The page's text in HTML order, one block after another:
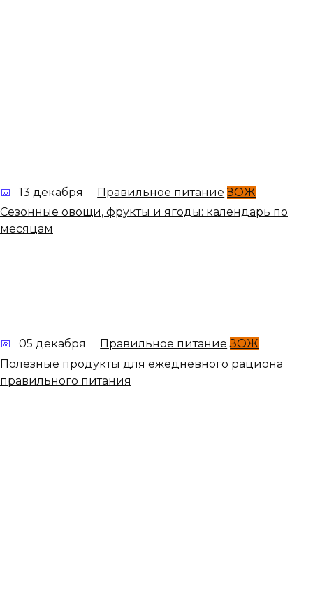
13 декабря Правильное питание ЗОЖ
Сезонные овощи, фрукты и ягоды: календарь по
месяцам
05 декабря Правильное питание ЗОЖ
Полезные продукты для ежедневного рациона
правильного питания